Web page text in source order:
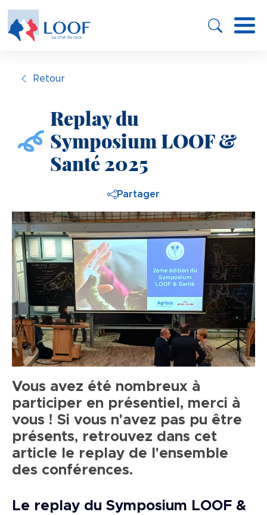
contenu
Retour
Replay du
Symposium LOOF &
Santé 2025
Partager
Image
Vous avez été nombreux à
participer en présentiel, merci à
vous ! Si vous n'avez pas pu être
présents, retrouvez dans cet
article le replay de l'ensemble
des conférences.
Le replay du Symposium LOOF &